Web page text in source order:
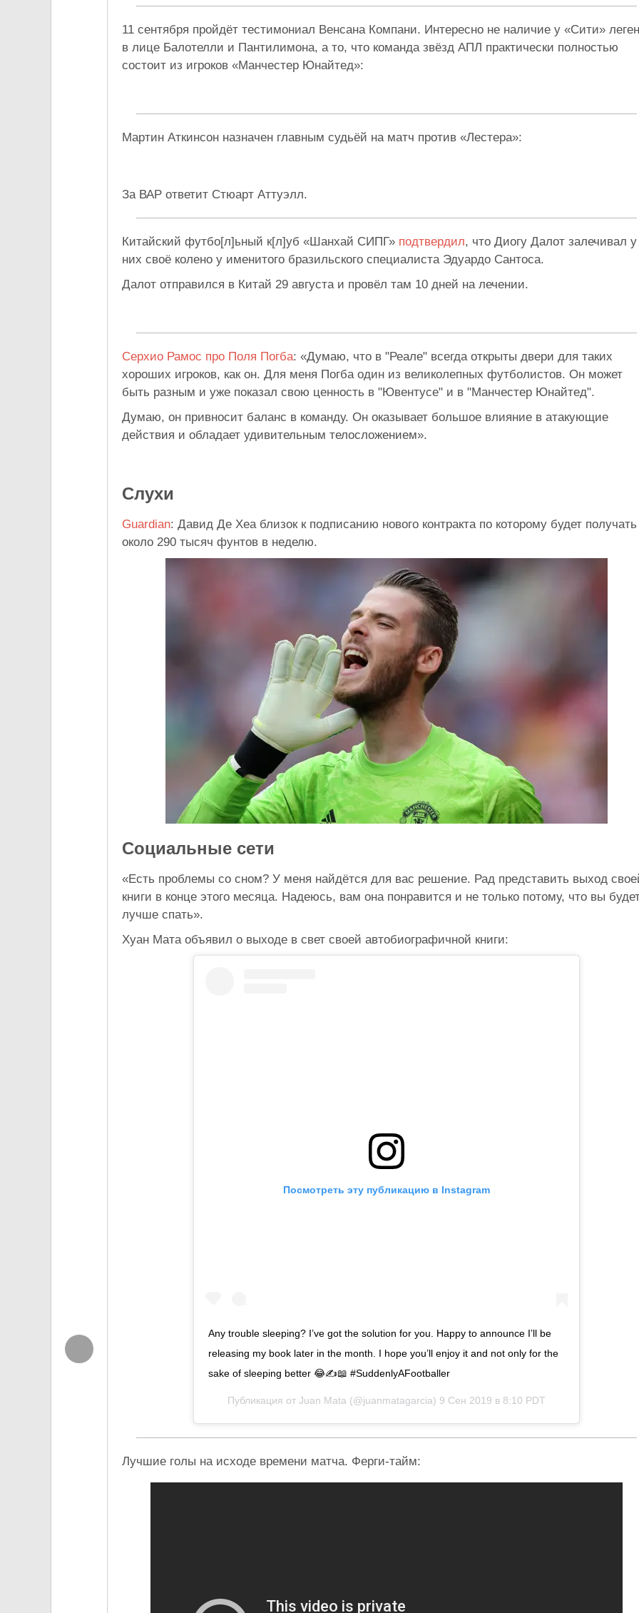
11 сентября пройдёт тестимониал Венсана Компани. Интересно не наличие у «Сити»
в лице Балотелли и Пантилимона, а то, что команда звёзд АПЛ практически полностью
состоит из игроков «Манчестер Юнайтед»:
Мартин Аткинсон назначен главным судьёй на матч против «Лестера»:
За ВАР ответит Стюарт Аттуэлл.
Китайский футбо[л]ьный к[л]уб «Шанхай СИПГ» подтвердил, что Диогу Далот залечивал у
них своё колено у именитого бразильского специалиста Эдуардо Сантоса.
Далот отправился в Китай 29 августа и провёл там 10 дней на лечении.
Серхио Рамос про Поля Погба: «Думаю, что в "Реале" всегда открыты двери для таких
хороших игроков, как он. Для меня Погба один из великолепных футболистов. Он может
быть разным и уже показал свою ценность в "Ювентусе" и в "Манчестер Юнайтед".
Думаю, он привносит баланс в команду. Он оказывает большое влияние в атакующие
действия и обладает удивительным телосложением».
Слухи
Guardian: Давид Де Хеа близок к подписанию нового контракта по которому будет получать
около 290 тысяч фунтов в неделю.
Социальные сети
«Есть проблемы со сном? У меня найдётся для вас решение. Рад представить выход
книги в конце этого месяца. Надеюсь, вам она понравится и не только потому, что вы
лучше спать».
Хуан Мата объявил о выходе в свет своей автобиографичной книги:
Посмотреть эту публикацию в Instagram
Any trouble sleeping? I’ve got the solution for you. Happy to announce I’ll be
releasing my book later in the month. I hope you’ll enjoy it and not only for the
sake of sleeping better 😂✍️📖 #SuddenlyAFootballer
Публикация от Juan Mata (@juanmatagarcia) 9 Сен 2019 в 8:10 PDT
Лучшие голы на исходе времени матча. Ферги-тайм: